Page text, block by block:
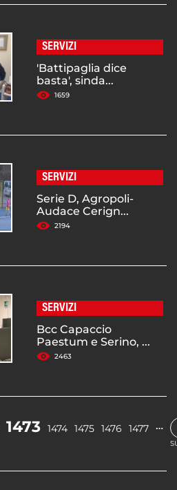
SERVIZI
'Battipaglia dice
basta', sinda...
1659
SERVIZI
Serie D, Agropoli-
Audace Cerign...
2194
SERVIZI
Bcc Capaccio
Paestum e Serino, ...
2463
1473 1474 1475 1476 1477 …